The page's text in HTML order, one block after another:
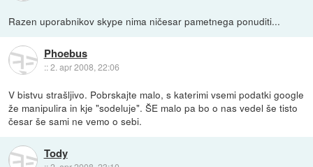
Razen uporabnikov skype nima ničesar pametnega ponuditi...
Phoebus
::2. apr 2008, 22:06
V bistvu strašljivo. Pobrskajte malo, s katerimi vsemi podatki google
že manipulira in kje "sodeluje". ŠE malo pa bo o nas vedel še tisto
česar še sami ne vemo o sebi.
Tody